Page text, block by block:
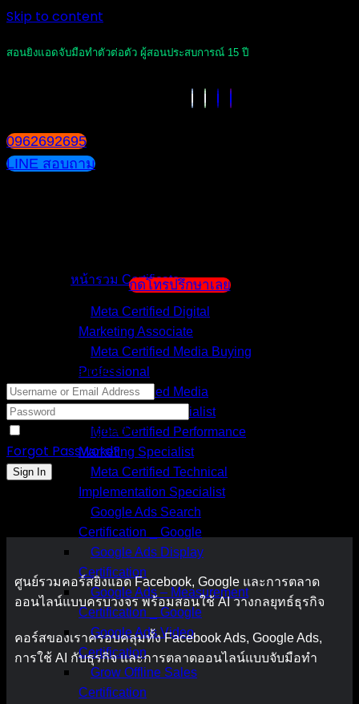
Skip to content
สอนยิงแอดจับมือทำตัวต่อตัว ผู้สอนประสบการณ์ 15 ปี
0962692695
LINE สอบถาม
หน้ารวม Certificate
Meta Certified Digital
Marketing Associate
Meta Certified Media Buying
Professional
Meta Certified Media
Measurement Specialist
Meta Certified Performance
Marketing Specialist
Meta Certified Technical
Implementation Specialist
Google Ads Search
Certification _ Google
Google Ads Display
Certification
Google Ads – Measurement
Certification _ Google
Google Ads Video
Certification
Grow Offline Sales
Certification
กดโทรปรึกษาเลย
Hi, Welcome back!
Keep me signed in
Forgot Password?
Sign In
ศูนย์รวมคอร์สยิงแอด Facebook, Google และการตลาด
ออนไลน์แบบครบวงจร พร้อมสอนใช้ AI วางกลยุทธ์ธุรกิจ
คอร์สของเราครอบคลุมทั้ง Facebook Ads, Google Ads,
การใช้ AI กับธุรกิจ และการตลาดออนไลน์แบบจับมือทำ